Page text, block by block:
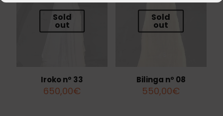
Sold
out
Iroko nº 33
650,00€
Sold
out
Bilinga nº 08
550,00€